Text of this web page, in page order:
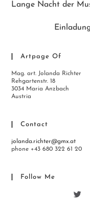
Lange Nacht der
Artpage Of
Mag. art. Jolanda Richter
Rehgartenstr. 18
3034 Maria Anzbach
Austria
Contact
jolanda.richter@gmx.at
phone +43 680 322 61 20
Follow Me